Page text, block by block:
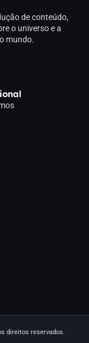
de conteúdo,
o universo e a
mundo.
direitos reservados.